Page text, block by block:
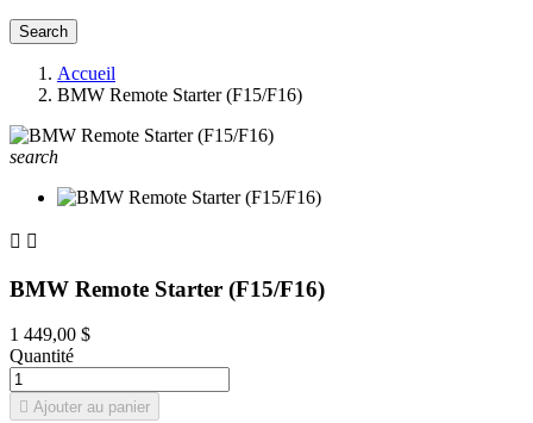
Accueil
BMW Remote Starter (F15/F16)
search
 
BMW Remote Starter (F15/F16)
1 449,00 $
Quantité
 Ajouter au panier